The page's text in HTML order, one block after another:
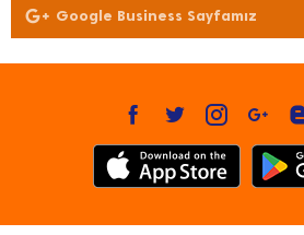
Google Business Sayfamız